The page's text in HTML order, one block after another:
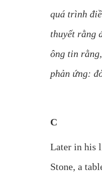
quá trình
thuyết rằng
ông tin
phản ứng:
C
Later in his
Stone, a